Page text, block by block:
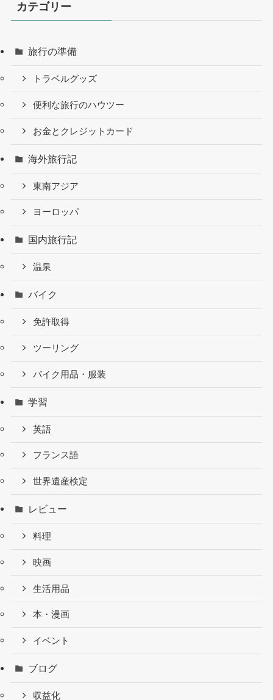
カテゴリー
旅行の準備
トラベルグッズ
便利な旅行のハウツー
お金とクレジットカード
海外旅行記
東南アジア
ヨーロッパ
国内旅行記
温泉
バイク
免許取得
ツーリング
バイク用品・服装
学習
英語
フランス語
世界遺産検定
レビュー
料理
映画
生活用品
本・漫画
イベント
ブログ
収益化